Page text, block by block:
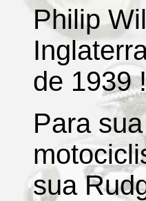
Philip
de 1939
Para
sua